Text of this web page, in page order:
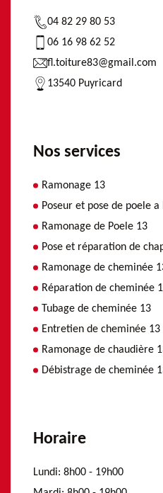
04 82 29 80 53
06 16 98 62 52
fl.toiture83@gmail.com
13540 Puyricard
Nos services
Ramonage 13
Poseur et pose de poele
Ramonage de Poele 13
Pose et réparation de
Ramonage de cheminée
Réparation de cheminée
Tubage de cheminée 13
Entretien de cheminée 13
Ramonage de chaudière
Débistrage de cheminée
Horaire
Lundi: 8h00 - 19h00